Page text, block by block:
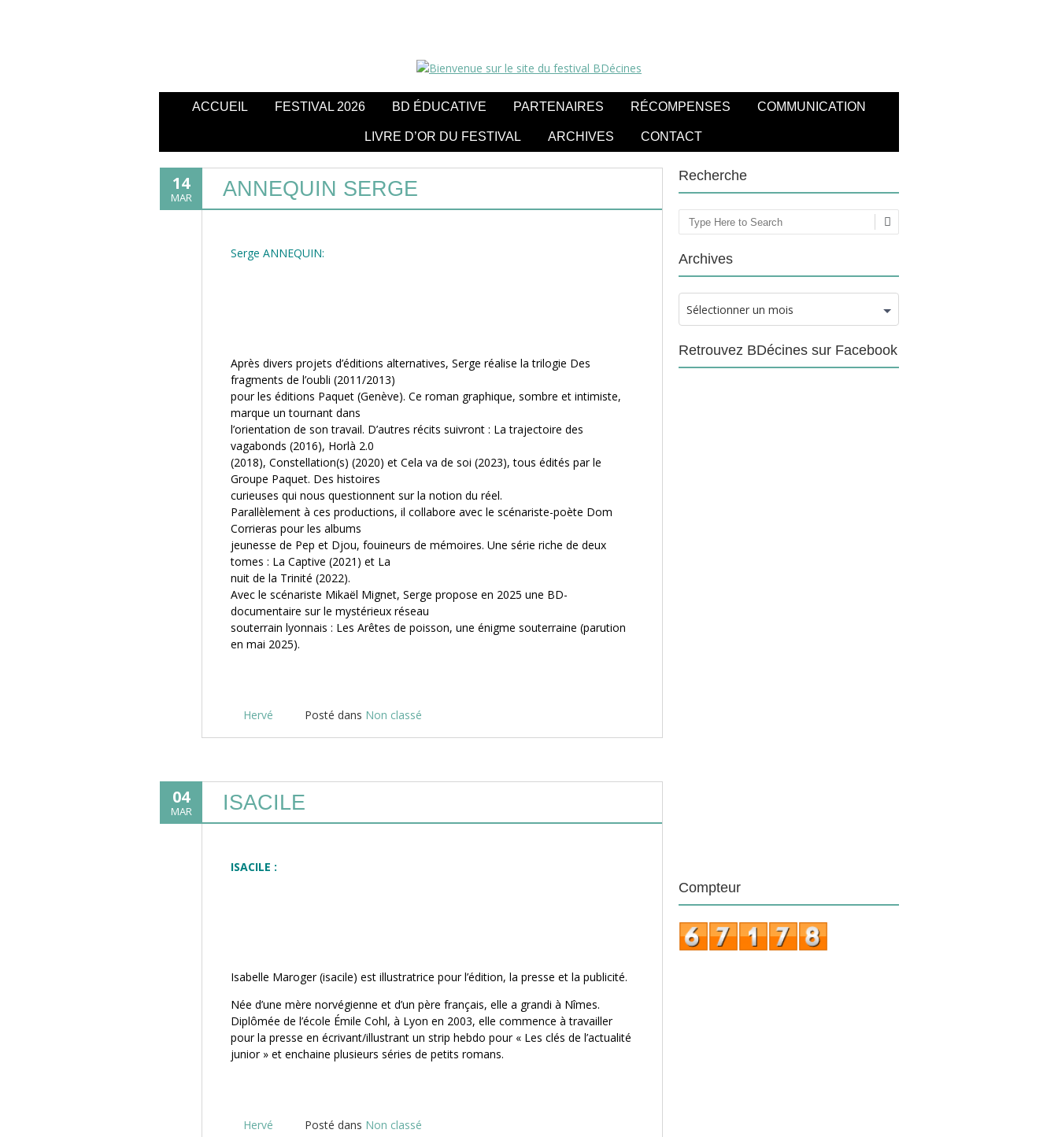
ACCUEIL FESTIVAL 2026 BD ÉDUCATIVE PARTENAIRES RÉCOMPENSES COMMUNICATION
LIVRE D’OR DU FESTIVAL ARCHIVES CONTACT
14
MAR ANNEQUIN SERGE
Serge ANNEQUIN:
Après divers projets d’éditions alternatives, Serge réalise la trilogie Des
fragments de l’oubli (2011/2013)
pour les éditions Paquet (Genève). Ce roman graphique, sombre et intimiste,
marque un tournant dans
l’orientation de son travail. D’autres récits suivront : La trajectoire des
vagabonds (2016), Horlà 2.0
(2018), Constellation(s) (2020) et Cela va de soi (2023), tous édités par le
Groupe Paquet. Des histoires
curieuses qui nous questionnent sur la notion du réel.
Parallèlement à ces productions, il collabore avec le scénariste-poète Dom
Corrieras pour les albums
jeunesse de Pep et Djou, fouineurs de mémoires. Une série riche de deux
tomes : La Captive (2021) et La
nuit de la Trinité (2022).
Avec le scénariste Mikaël Mignet, Serge propose en 2025 une BD-
documentaire sur le mystérieux réseau
souterrain lyonnais : Les Arêtes de poisson, une énigme souterraine (parution
en mai 2025).
Hervé Posté dans Non classé
04
MAR ISACILE
ISACILE :
Isabelle Maroger (isacile) est illustratrice pour l’édition, la presse et la publicité.
Née d’une mère norvégienne et d’un père français, elle a grandi à Nîmes.
Diplômée de l’école Émile Cohl, à Lyon en 2003, elle commence à travailler
pour la presse en écrivant/illustrant un strip hebdo pour « Les clés de l’actualité
junior » et enchaine plusieurs séries de petits romans.
Hervé Posté dans Non classé
Recherche
Rechercher
Archives
Sélectionner un mois
Retrouvez BDécines sur Facebook
Compteur